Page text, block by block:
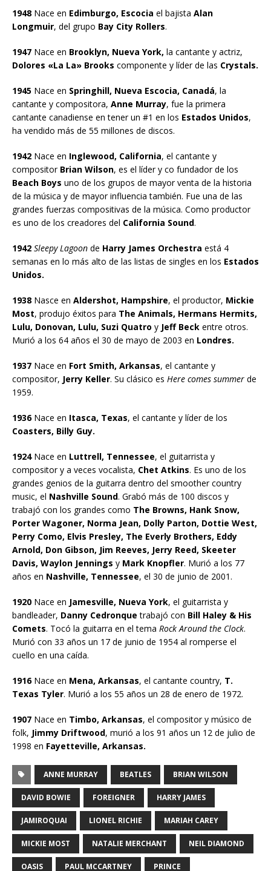
1948 Nace en Edimburgo, Escocia el bajista Alan
Longmuir, del grupo Bay City Rollers.
1947 Nace en Brooklyn, Nueva York, la cantante y actriz,
Dolores «La La» Brooks componente y líder de las Crystals.
1945 Nace en Springhill, Nueva Escocia, Canadá, la
cantante y compositora, Anne Murray, fue la primera
cantante canadiense en tener un #1 en los Estados Unidos,
ha vendido más de 55 millones de discos.
1942 Nace en Inglewood, California, el cantante y
compositor Brian Wilson, es el líder y co fundador de los
Beach Boys uno de los grupos de mayor venta de la historia
de la música y de mayor influencia también. Fue una de las
grandes fuerzas compositivas de la música. Como productor
es uno de los creadores del California Sound.
1942 Sleepy Lagoon de Harry James Orchestra está 4
semanas en lo más alto de las listas de singles en los Estados
Unidos.
1938 Nasce en Aldershot, Hampshire, el productor, Mickie
Most, produjo éxitos para The Animals, Hermans Hermits,
Lulu, Donovan, Lulu, Suzi Quatro y Jeff Beck entre otros.
Murió a los 64 años el 30 de mayo de 2003 en Londres.
1937 Nace en Fort Smith, Arkansas, el cantante y
compositor, Jerry Keller. Su clásico es Here comes summer de
1959.
1936Nace en Itasca, Texas, el cantante y líder de los
Coasters, Billy Guy.
1924Nace en Luttrell, Tennessee, el guitarrista y
compositor y a veces vocalista, Chet Atkins. Es uno de los
grandes genios de la guitarra dentro del smoother country
music, el Nashville Sound. Grabó más de 100 discos y
trabajó con los grandes como The Browns, Hank Snow,
Porter Wagoner, Norma Jean, Dolly Parton, Dottie West,
Perry Como, Elvis Presley, The Everly Brothers, Eddy
Arnold, Don Gibson, Jim Reeves, Jerry Reed, Skeeter
Davis, Waylon Jennings y Mark Knopfler. Murió a los 77
años en Nashville, Tennessee, el 30 de junio de 2001.
1920 Nace en Jamesville, Nueva York, el guitarrista y
bandleader, Danny Cedronque trabajó con Bill Haley & His
Comets. Tocó la guitarra en el tema Rock Around the Clock.
Murió con 33 años un 17 de junio de 1954 al romperse el
cuello en una caída.
1916Nace en Mena, Arkansas, el cantante country, T.
Texas Tyler. Murió a los 55 años un 28 de enero de 1972.
1907 Nace en Timbo, Arkansas, el compositor y músico de
folk, Jimmy Driftwood, murió a los 91 años un 12 de julio de
1998 en Fayetteville, Arkansas.
ANNE MURRAY BEATLES BRIAN WILSON
DAVID BOWIE FOREIGNER HARRY JAMES
JAMIROQUAI LIONEL RICHIE MARIAH CAREY
MICKIE MOST NATALIE MERCHANT NEIL DIAMOND
OASIS PAUL MCCARTNEY PRINCE